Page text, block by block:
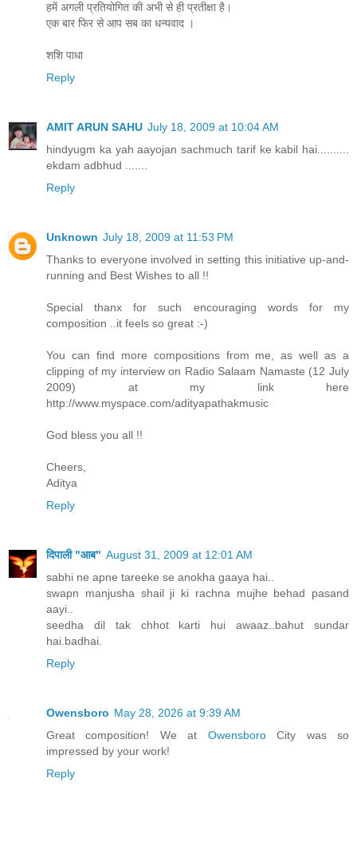
हमें अगली प्रतियोगित की अभी से ही प्रतीक्षा है।
एक बार फिर से आप सब का धन्यवाद ।
शशि पाधा
Reply
AMIT ARUN SAHU July 18, 2009 at 10:04 AM
hindyugm ka yah aayojan sachmuch tarif ke kabil hai..........
ekdam adbhud .......
Reply
Unknown July 18, 2009 at 11:53 PM
Thanks to everyone involved in setting this initiative up-and-
running and Best Wishes to all !!
Special thanx for such encouraging words for my
composition ..it feels so great :-)
You can find more compositions from me, as well as a
clipping of my interview on Radio Salaam Namaste (12 July
2009) at my link here
http://www.myspace.com/adityapathakmusic
God bless you all !!
Cheers,
Aditya
Reply
दिपाली "आब" August 31, 2009 at 12:01 AM
sabhi ne apne tareeke se anokha gaaya hai..
swapn manjusha shail ji ki rachna mujhe behad pasand
aayi..
seedha dil tak chhot karti hui awaaz..bahut sundar
hai.badhai.
Reply
Owensboro May 28, 2026 at 9:39 AM
Great composition! We at OwensboroCity was so
impressed by your work!
Reply